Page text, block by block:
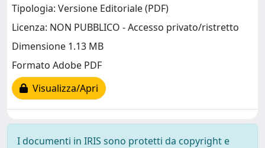
Tipologia: Versione Editoriale (PDF)
Licenza: NON PUBBLICO - Accesso privato/ristretto
Dimensione 1.13 MB
Formato Adobe PDF
Visualizza/Apri
I documenti in IRIS sono protetti da copyright e